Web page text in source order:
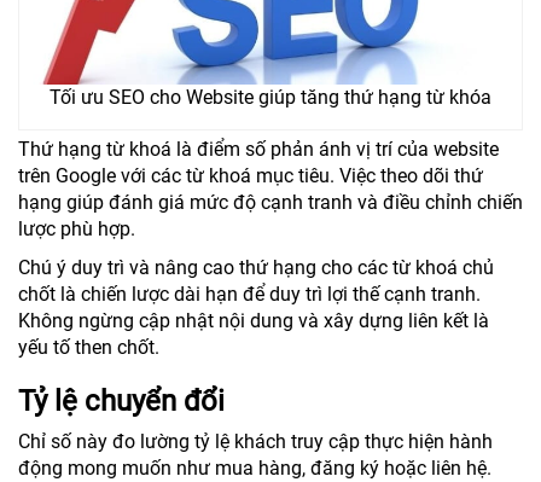
Tối ưu SEO cho Website giúp tăng thứ hạng từ khóa
Thứ hạng từ khoá là điểm số phản ánh vị trí của website
trên Google với các từ khoá mục tiêu. Việc theo dõi thứ
hạng giúp đánh giá mức độ cạnh tranh và điều chỉnh chiến
lược phù hợp.
Chú ý duy trì và nâng cao thứ hạng cho các từ khoá chủ
chốt là chiến lược dài hạn để duy trì lợi thế cạnh tranh.
Không ngừng cập nhật nội dung và xây dựng liên kết là
yếu tố then chốt.
Tỷ lệ chuyển đổi
Chỉ số này đo lường tỷ lệ khách truy cập thực hiện hành
động mong muốn như mua hàng, đăng ký hoặc liên hệ.